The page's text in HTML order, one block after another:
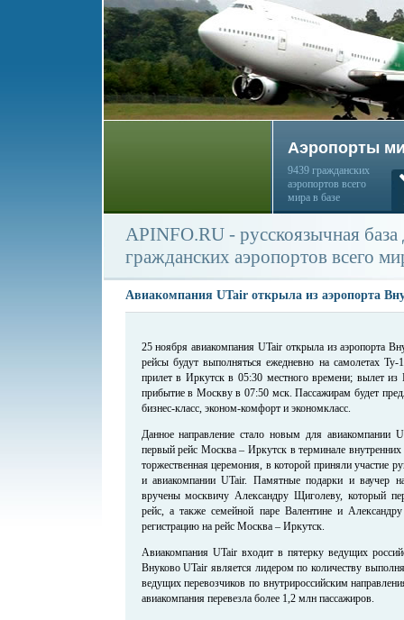
Аэропорты
9439 гражданских
аэропортов всего
мира в базе
APINFO.RU - русскоязычная
гражданских аэропортов всего
Авиакомпания UTair открыла из аэропорта
25 ноября авиакомпания UTair открыла из аэропорта
рейсы будут выполняться ежедневно на самолетах
прилет в Иркутск в 05:30 местного времени; вылет
прибытие в Москву в 07:50 мск. Пассажирам будет
бизнес-класс, эконом-комфорт и экономкласс.
Данное направление стало новым для авиакомпании
первый рейс Москва – Иркутск в терминале внутренних
торжественная церемония, в которой приняли участие
и авиакомпании UTair. Памятные подарки и ваучер
вручены москвичу Александру Щиголеву, который
рейс, а также семейной паре Валентине и
регистрацию на рейс Москва – Иркутск.
Авиакомпания UTair входит в пятерку ведущих
Внуково UTair является лидером по количеству
ведущих перевозчиков по внутрироссийским
авиакомпания перевезла более 1,2 млн пассажиров.